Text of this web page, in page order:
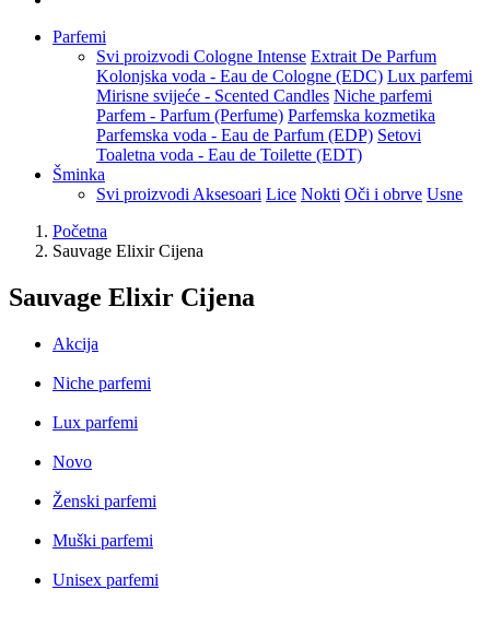
Parfemi
Svi proizvodi Cologne Intense Extrait De Parfum
Kolonjska voda - Eau de Cologne (EDC) Lux parfemi
Mirisne svijeće - Scented Candles Niche parfemi
Parfem - Parfum (Perfume) Parfemska kozmetika
Parfemska voda - Eau de Parfum (EDP) Setovi
Toaletna voda - Eau de Toilette (EDT)
Šminka
Svi proizvodi Aksesoari Lice Nokti Oči i obrve Usne
Početna
Sauvage Elixir Cijena
Sauvage Elixir Cijena
Akcija
Niche parfemi
Lux parfemi
Novo
Ženski parfemi
Muški parfemi
Unisex parfemi